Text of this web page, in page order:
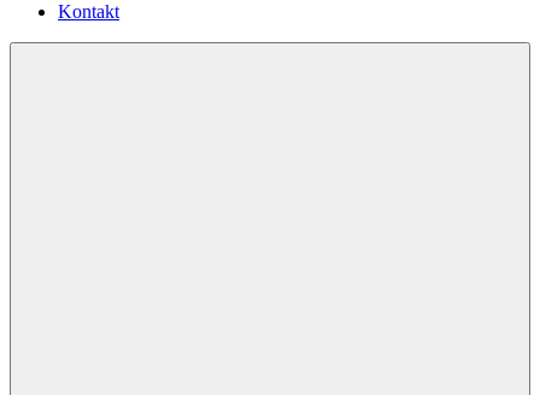
Kontakt